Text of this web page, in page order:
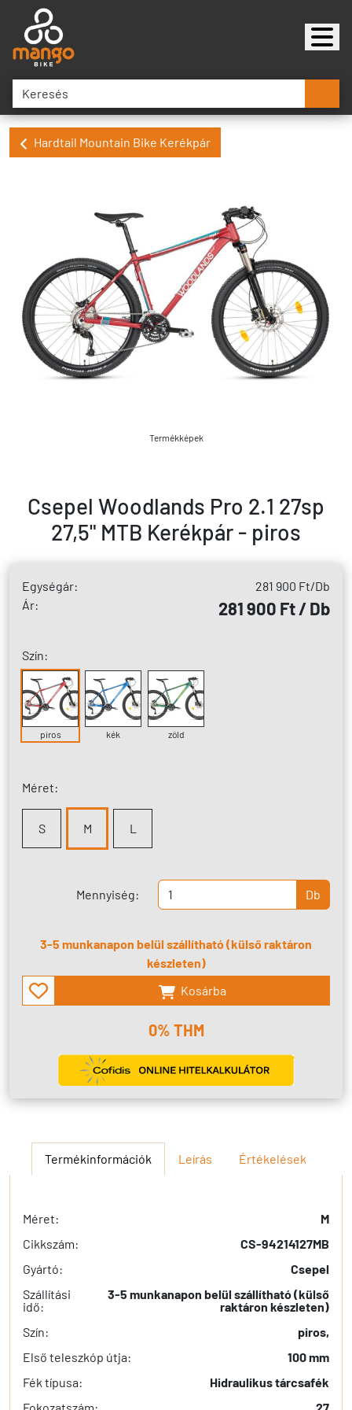
Hardtail Mountain Bike Kerékpár
Termékképek
Csepel Woodlands Pro 2.1 27sp
27,5" MTB Kerékpár - piros
Egységár: 281 900 Ft/Db
Ár:
281 900 Ft / Db
Szín:
piros kék zöld
Méret:
S M L
Mennyiség: Db
3-5 munkanapon belül szállítható (külső raktáron
készleten)
Kosárba
0% THM
Termékinformációk Leírás Értékelések
Méret:
M
Cikkszám:
CS-94214127MB
Gyártó:
Csepel
Szállítási
idő:
3-5 munkanapon belül szállítható (külső
raktáron készleten)
Szín:
piros,
Első teleszkóp útja:
100 mm
Fék típusa:
Hidraulikus tárcsafék